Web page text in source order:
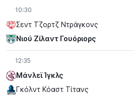
10:30
Σεντ Τζορτζ Ντράγκονς
Νιού Ζίλαντ Γουόριορς
12:35
Μάνλεϊ Ίγκλς
Γκόλντ Κόαστ Τίτανς